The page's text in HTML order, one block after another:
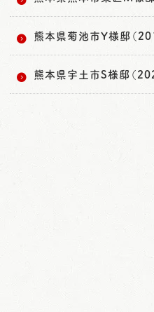
熊本県菊池市Y様邸（
熊本県宇土市S様邸（